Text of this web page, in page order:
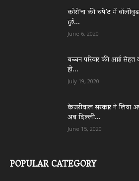
कोरो’ना की चपे’ट में
हुई...
June 6, 2020
बच्चन परिवार की आई
हो...
July 19, 2020
केजरीवाल सरकार ने लिया
अब दिल्ली...
June 15, 2020
POPULAR CATEGORY